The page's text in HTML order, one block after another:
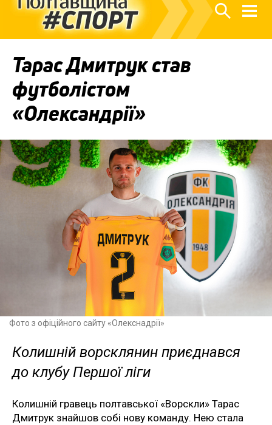
Тарас Дмитрук став
футболістом
«Олександрії»
Фото з офіційного сайту «Олекснадрії»
Колишній ворсклянин приєднався
до клубу Першої ліги
Колишній гравець полтавської «Ворскли» Тарас
Дмитрук знайшов собі нову команду. Нею стала